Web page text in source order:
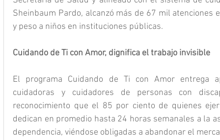
Sheinbaum Pardo, alcanzó más de 67 mil atenciones
y peso a niños en instituciones públicas.
Cuidando de Ti con Amor, dignifica el trabajo invisible
El programa Cuidando de Ti con Amor entrega
cuidadoras y cuidadores de personas con
reconocimiento que el 85 por ciento de quienes
dedican en promedio hasta 24 horas semanales a la
dependencia, viéndose obligadas a abandonar el